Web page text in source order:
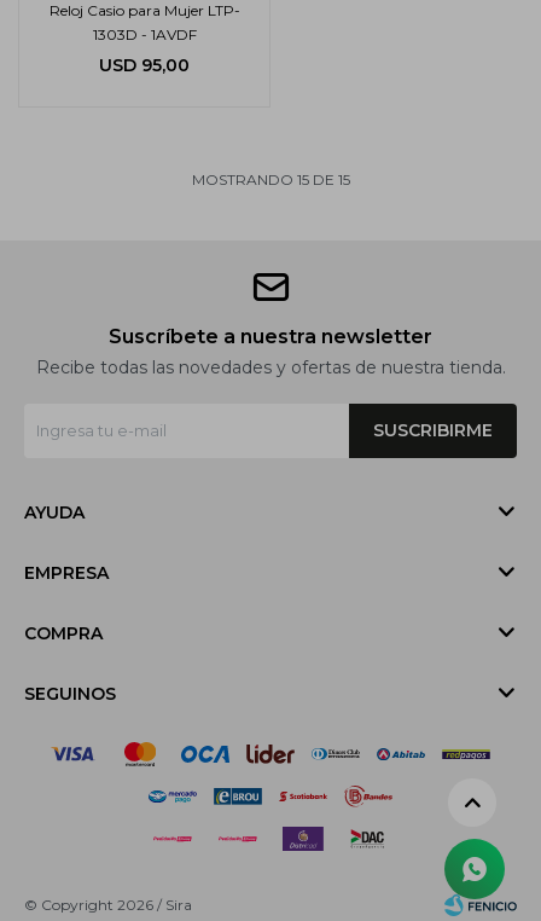
Reloj Casio para Mujer LTP-
1303D - 1AVDF
USD 95,00
MOSTRANDO 15DE 15
Suscríbete a nuestra newsletter
Recibe todas las novedades y ofertas de nuestra tienda.
SUSCRIBIRME
AYUDA
EMPRESA
COMPRA
SEGUINOS
© Copyright 2026 / Sira